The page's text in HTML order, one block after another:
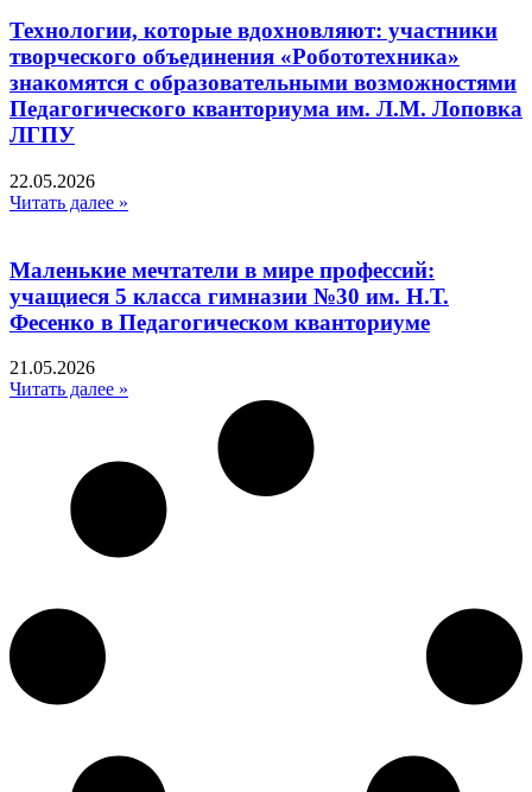
Технологии, которые вдохновляют: участники
творческого объединения «Робототехника»
знакомятся с образовательными возможностями
Педагогического кванториума им. Л.М. Лоповка
ЛГПУ
22.05.2026
Читать далее »
Маленькие мечтатели в мире профессий:
учащиеся 5 класса гимназии №30 им. Н.Т.
Фесенко в Педагогическом кванториуме
21.05.2026
Читать далее »